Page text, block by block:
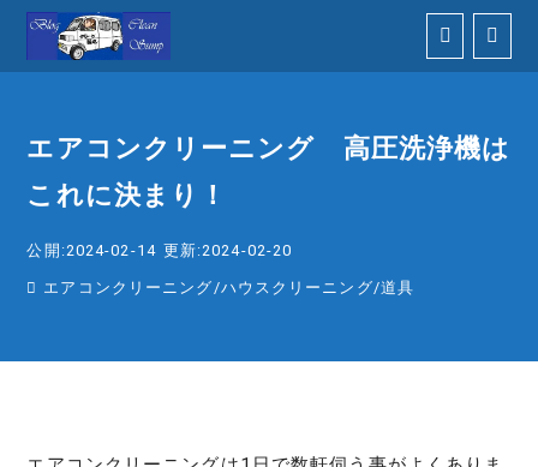
エアコンクリーニング 高圧洗浄機は
これに決まり！
公開:2024-02-14 更新:2024-02-20
エアコンクリーニング /ハウスクリーニング/道具